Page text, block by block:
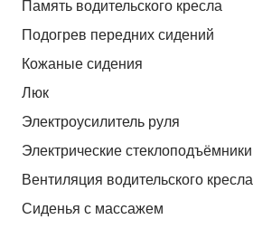
Память водительского кресла
Подогрев передних сидений
Кожаные сидения
Люк
Электроусилитель руля
Электрические стеклоподъёмники
Вентиляция водительского кресла
Сиденья с массажем